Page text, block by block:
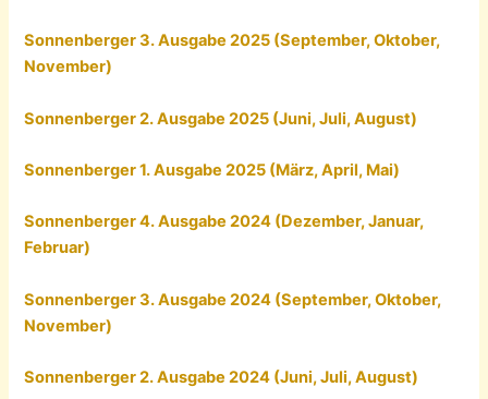
Sonnenberger 3. Ausgabe 2025 (September, Oktober,
November)
Sonnenberger 2. Ausgabe 2025 (Juni, Juli, August)
Sonnenberger 1. Ausgabe 2025 (März, April, Mai)
Sonnenberger 4. Ausgabe 2024 (Dezember, Januar,
Februar)
Sonnenberger 3. Ausgabe 2024 (September, Oktober,
November)
Sonnenberger 2. Ausgabe 2024 (Juni, Juli, August)